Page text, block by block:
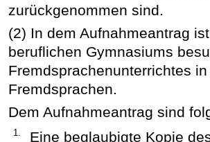
zurückgenommen sind.
(2) In dem Aufnahmeantrag
beruflichen Gymnasiums
Fremdsprachenunterrichtes
Fremdsprachen.
Dem Aufnahmeantrag sind
1.
Eine beglaubigte Kopie